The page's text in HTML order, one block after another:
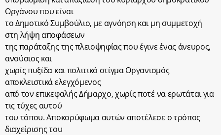
Οργάνου που είναι
το Δημοτικό Συμβούλιο, με αγνόηση και μη συμμετοχή
στη λήψη αποφάσεων
της παράταξης της πλειοψηφίας που έγινε ένας άνευρος,
ανούσιος και
χωρίς πυξίδα και πολιτικό στίγμα Οργανισμός
αποκλειστικά ελεγχόμενος
από τον επικεφαλής Δήμαρχο, χωρίς ποτέ να ερωτάται για
τις τύχες αυτού
του τόπου. Αποκορύφωμα αυτών αποτέλεσε ο τρόπος
διαχείρισης του